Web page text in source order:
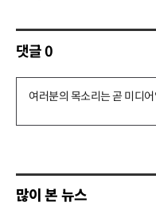
댓글0
댓
기
많이 본 뉴스